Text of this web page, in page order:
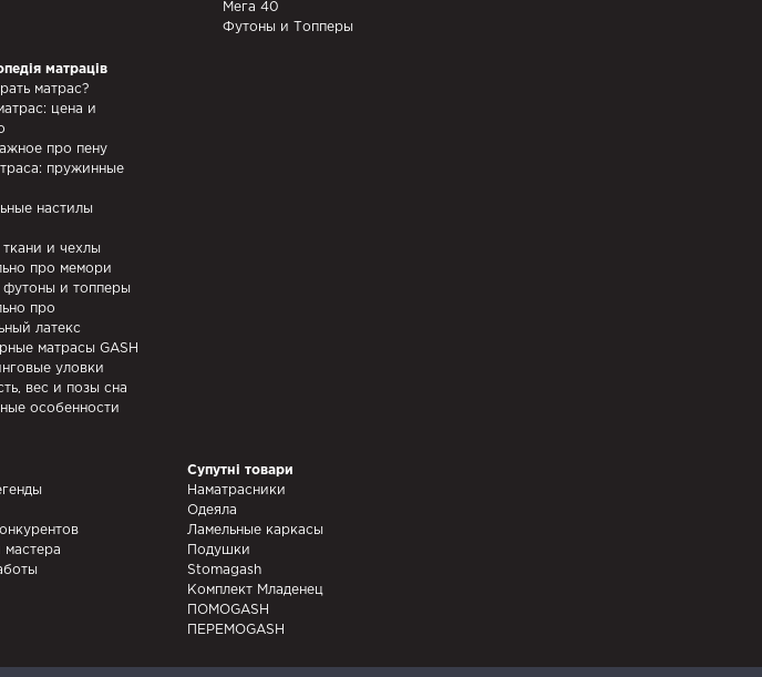
Мега 40
Футоны и Топперы
матраців
матрас?
цена и
про пену
пружинные
настилы
и чехлы
про мемори
футоны и топперы
про
латекс
матрасы GASH
уловки
вес и позы сна
особенности
мастера
Супутні товари
Наматрасники
Одеяла
Ламельные каркасы
Подушки
Stomagash
Комплект Младенец
ПОМОGASH
ПЕРЕМОGASH